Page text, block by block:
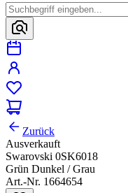
Zurück
Ausverkauft
Swarovski 0SK6018
Grün Dunkel / Grau
Art.-Nr. 1664654